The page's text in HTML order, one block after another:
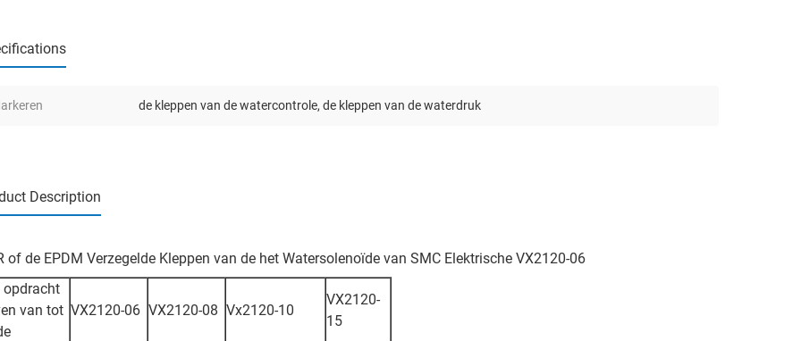
de kleppen van de watercontrole, de kleppen van de waterdruk
Description
of de EPDM Verzegelde Kleppen van de het Watersolenoïde van SMC Elektrische VX2120-06
opdracht
van tot VX2120-06 VX2120-08 Vx2120-10
VX2120-
15